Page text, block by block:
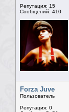
Репутация: 15
Сообщений: 410
Forza Juve
Пользователь
Репутация: 0